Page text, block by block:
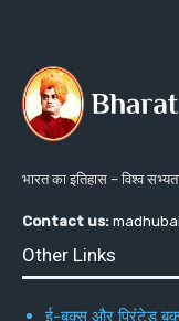
भारत का इतिहास – विश्व
Contact us:
Other Links
ई-बुक्स और प्रिंटेड